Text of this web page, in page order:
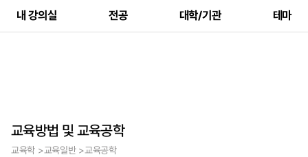
내 강의실 전공 대학/기관 테마
교육방법 및 교육공학
교육학 >교육일반 >교육공학